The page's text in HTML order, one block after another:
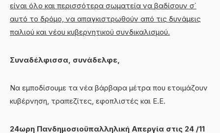
είναι όλο και περισσότερα σωματεία να βαδίσουν σ΄
αυτό το δρόμο, να απαγκιστρωθούν από τις δυνάμεις
παλιού και νέου κυβερνητικού συνδικαλισμού.
Συναδέλφισσα, συνάδελφε,
Να εμποδίσουμε τα νέα βάρβαρα μέτρα που ετοιμάζουν
κυβέρνηση, τραπεζίτες, εφοπλιστές και Ε.Ε.
24ωρη Πανδημοσιοϋπαλληλική Απεργία στις 24 /11